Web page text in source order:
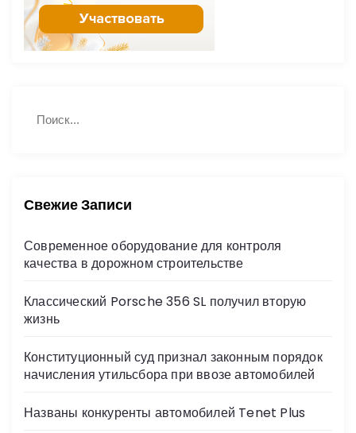
:Свежие Записи
Современное оборудование для контроля
качества в дорожном строительстве
Классический Porsche 356 SL получил вторую
жизнь
Конституционный суд признал законным порядок
начисления утильсбора при ввозе автомобилей
Названы конкуренты автомобилей Tenet Plus